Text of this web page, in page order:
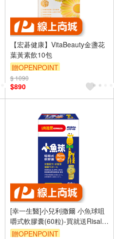
【宏碁健康】VitaBeauty金盞花
葉黃素飲10包
贈OPENPOINT
$ 1090
$890
[幸一生醫]小兒利撒爾 小魚球咀
嚼式軟膠囊(60粒)-買就送Risal
小兒利撒爾長頸鹿酒精瓶
贈OPENPOINT